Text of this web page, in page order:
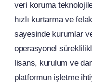
veri koruma
hızlı kurtarma ve
sayesinde kurumlar
operasyonel
lisans, kurulum ve
platformun işletme